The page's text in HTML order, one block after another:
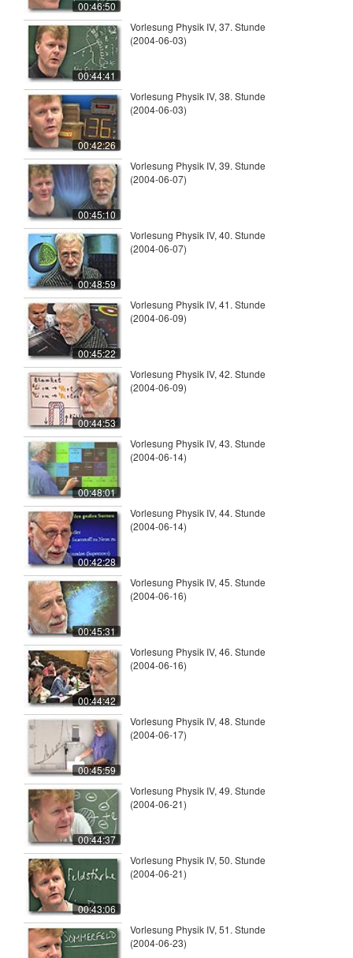
00:46:50
00:44:41
Vorlesung Physik IV, 37. Stunde
(2004-06-03)
00:42:26
Vorlesung Physik IV, 38. Stunde
(2004-06-03)
00:45:10
Vorlesung Physik IV, 39. Stunde
(2004-06-07)
00:48:59
Vorlesung Physik IV, 40. Stunde
(2004-06-07)
00:45:22
Vorlesung Physik IV, 41. Stunde
(2004-06-09)
00:44:53
Vorlesung Physik IV, 42. Stunde
(2004-06-09)
00:48:01
Vorlesung Physik IV, 43. Stunde
(2004-06-14)
00:42:28
Vorlesung Physik IV, 44. Stunde
(2004-06-14)
00:45:31
Vorlesung Physik IV, 45. Stunde
(2004-06-16)
00:44:42
Vorlesung Physik IV, 46. Stunde
(2004-06-16)
00:45:59
Vorlesung Physik IV, 48. Stunde
(2004-06-17)
00:44:37
Vorlesung Physik IV, 49. Stunde
(2004-06-21)
00:43:06
Vorlesung Physik IV, 50. Stunde
(2004-06-21)
Vorlesung Physik IV, 51. Stunde
(2004-06-23)